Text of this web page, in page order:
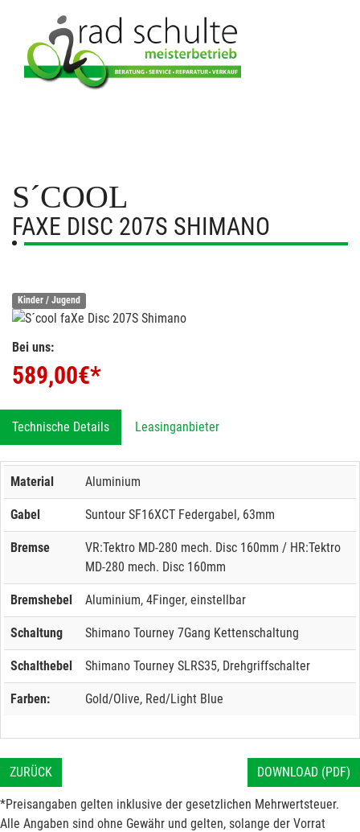
S´COOL
FAXE DISC 207S SHIMANO
Kinder / Jugend
Bei uns:
589,00€*
Technische Details Leasinganbieter
Material Aluminium
Gabel Suntour SF16XCT Federgabel, 63mm
Bremse
VR:Tektro MD-280 mech. Disc 160mm / HR:Tektro
MD-280 mech. Disc 160mm
Bremshebel Aluminium, 4Finger, einstellbar
Schaltung Shimano Tourney 7Gang Kettenschaltung
Schalthebel Shimano Tourney SLRS35, Drehgriffschalter
Farben: Gold/Olive, Red/Light Blue
ZURÜCK DOWNLOAD (PDF)
*Preisangaben gelten inklusive der gesetzlichen Mehrwertsteuer.
Alle Angaben sind ohne Gewähr und gelten, solange der Vorrat